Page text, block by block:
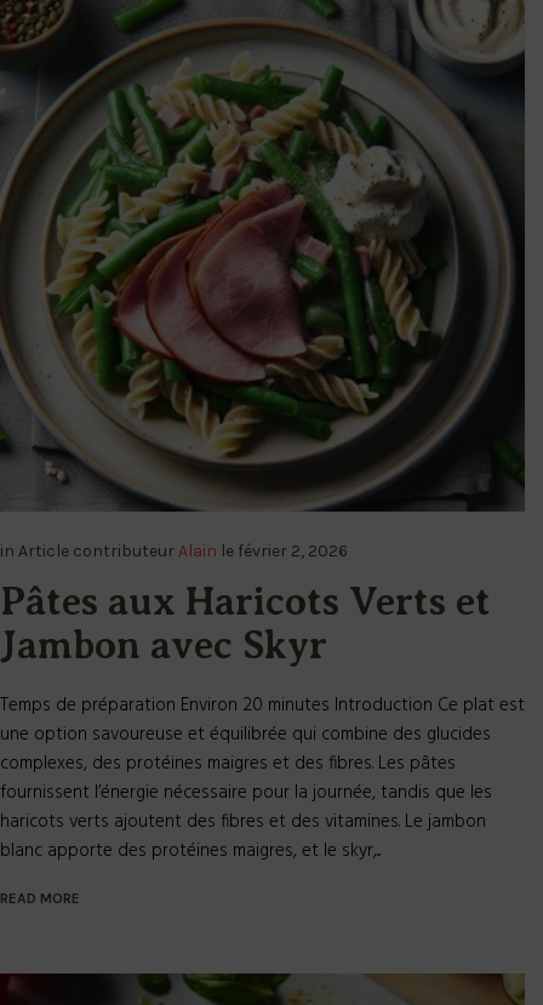
in Article contributeurAlain le février 2, 2026
Pâtes aux Haricots Verts et
Jambon avec Skyr
Temps de préparation Environ 20 minutes Introduction Ce plat est
une option savoureuse et équilibrée qui combine des glucides
complexes, des protéines maigres et des fibres. Les pâtes
fournissent l’énergie nécessaire pour la journée, tandis que les
haricots verts ajoutent des fibres et des vitamines. Le jambon
blanc apporte des protéines maigres, et le skyr,...
READ MORE